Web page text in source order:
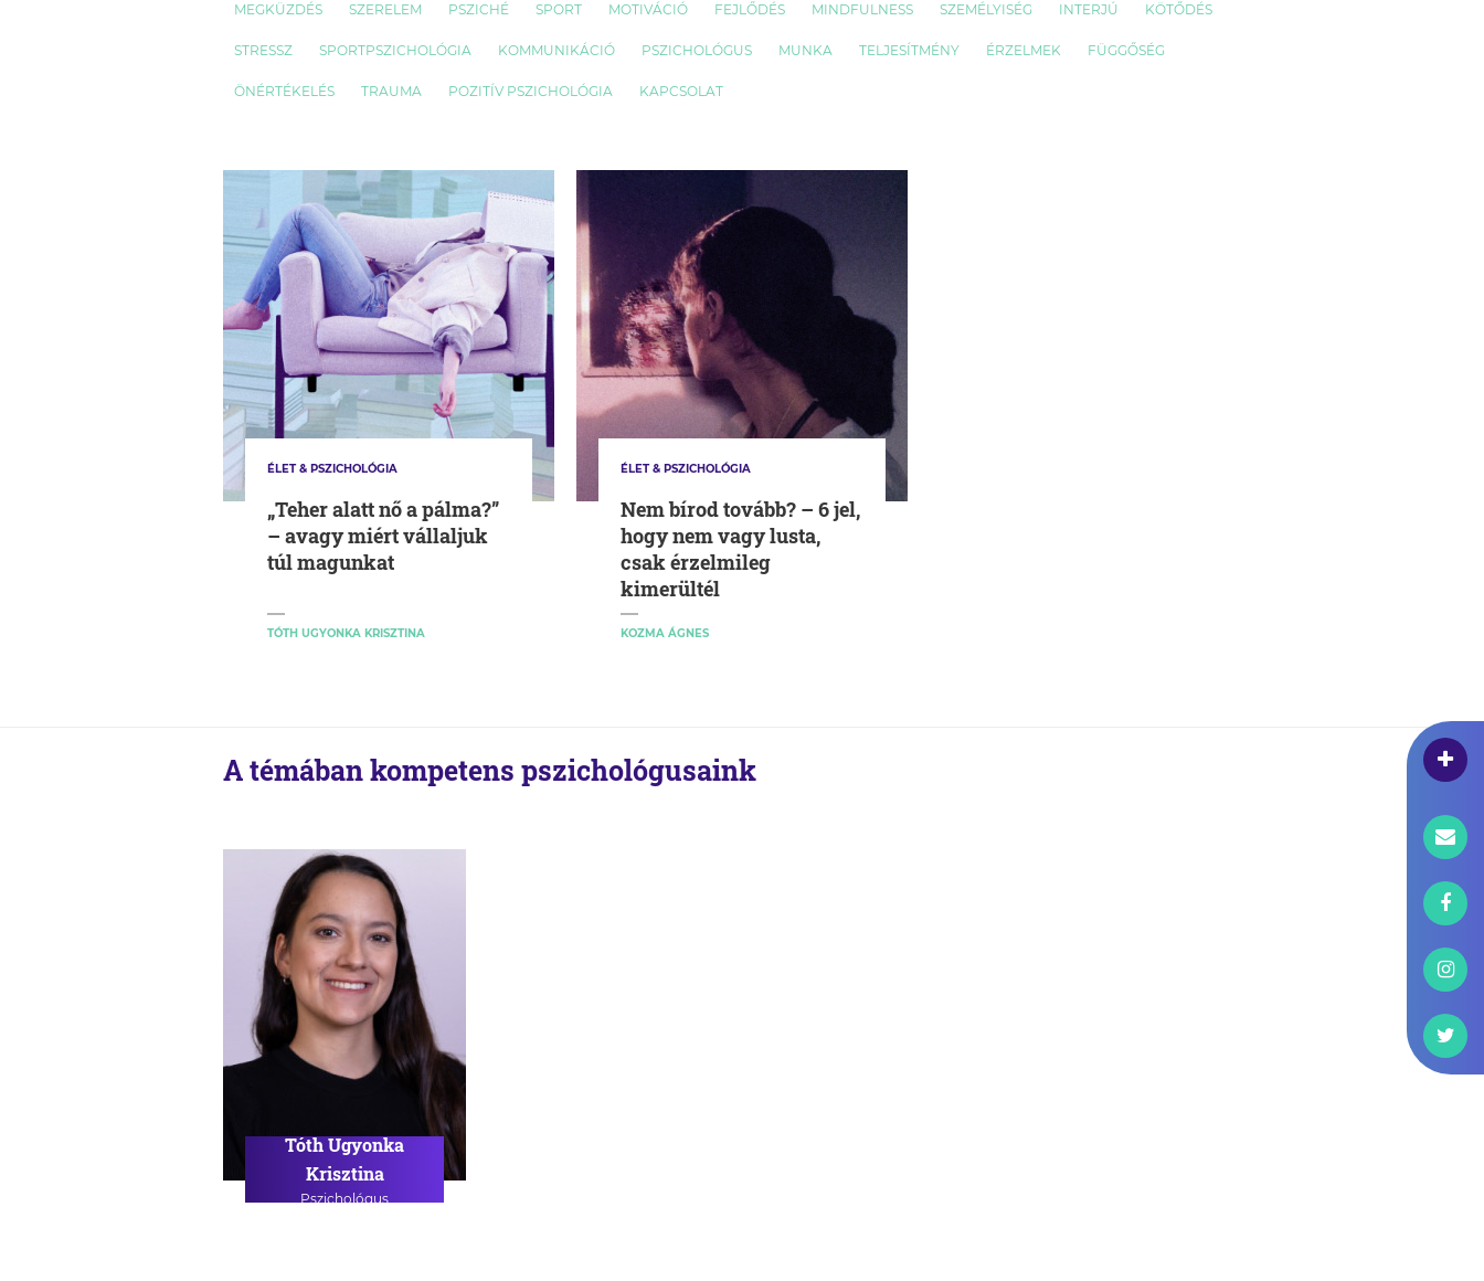
MEGKÜZDÉS SZERELEM PSZICHÉ SPORT MOTIVÁCIÓ FEJLŐDÉS MINDFULNESS SZEMÉLYISÉG INTERJÚ KÖTŐDÉS
STRESSZ SPORTPSZICHOLÓGIA KOMMUNIKÁCIÓ PSZICHOLÓGUS MUNKA TELJESÍTMÉNY ÉRZELMEK FÜGGŐSÉG
ÖNÉRTÉKELÉS TRAUMA POZITÍV PSZICHOLÓGIA KAPCSOLAT
ÉLET & PSZICHOLÓGIA
„Teher alatt nő a pálma?”
– avagy miért vállaljuk
túl magunkat
TÓTH UGYONKA KRISZTINA
ÉLET & PSZICHOLÓGIA
Nem bírod tovább? – 6 jel,
hogy nem vagy lusta,
csak érzelmileg
kimerültél
KOZMA ÁGNES
A témában kompetens pszichológusaink
Tóth Ugyonka
Krisztina
Pszichológus